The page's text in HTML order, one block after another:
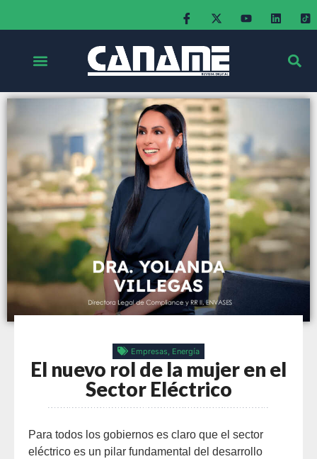
Empresas Energía
El nuevo rol de la mujer en el
Sector Eléctrico
Para todos los gobiernos es claro que el sector
eléctrico es un pilar fundamental del desarrollo